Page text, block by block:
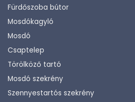
Fürdőszoba bútor
Mosdókagyló
Mosdó
Csaptelep
Törölköző tartó
Mosdó szekrény
Szennyestartós szekrény